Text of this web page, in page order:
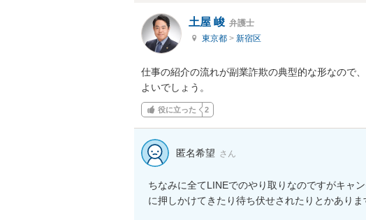
土屋 峻 弁護士
東京都 > 新宿区
仕事の紹介の流れが副業詐欺の典型的な形なので
よいでしょう。
役に立った 2
匿名希望 さん
ちなみに全てLINEでのやり取りなのですがキャ
に押しかけてきたり待ち伏せされたりとかありま